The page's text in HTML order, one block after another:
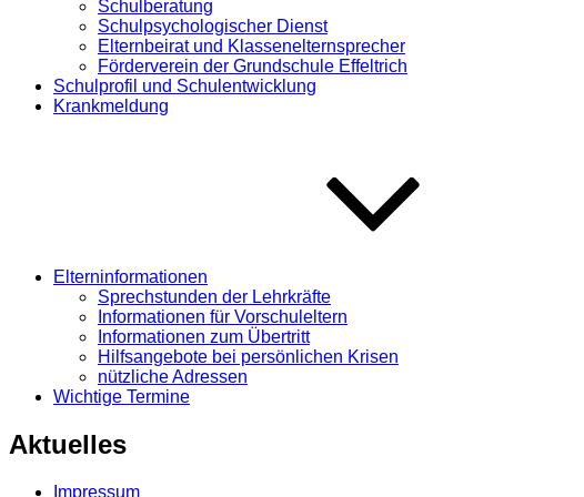
Schulberatung
Schulpsychologischer Dienst
Elternbeirat und Klassenelternsprecher
Förderverein der Grundschule Effeltrich
Schulprofil und Schulentwicklung
Krankmeldung
Elterninformationen
Sprechstunden der Lehrkräfte
Informationen für Vorschuleltern
Informationen zum Übertritt
Hilfsangebote bei persönlichen Krisen
nützliche Adressen
Wichtige Termine
Aktuelles
Impressum